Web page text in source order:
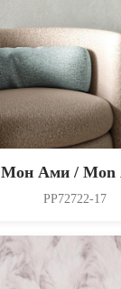
Мон Ами / Mon
PP72722-17